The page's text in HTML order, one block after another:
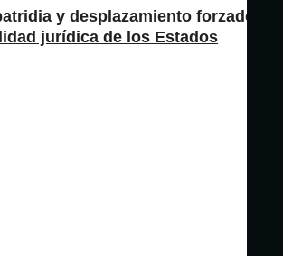
y desplazamiento forzado:
jurídica de los Estados